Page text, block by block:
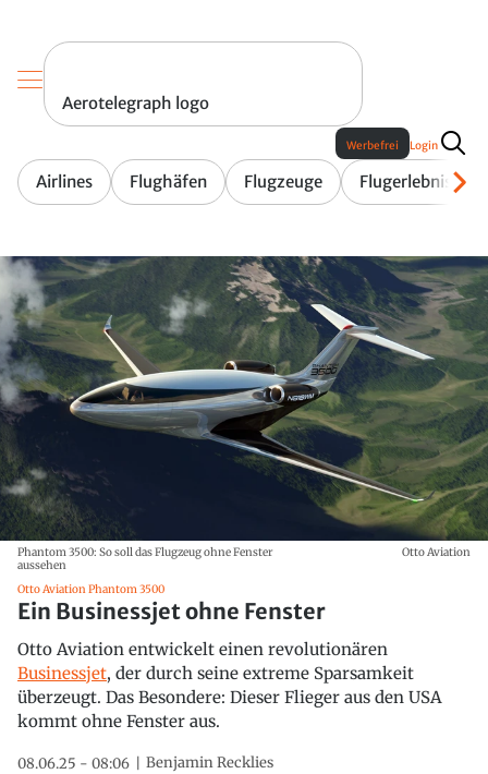
Aerotelegraph logo
Airlines Flughäfen Flugzeuge Flugerlebnis
Werbefrei Login
Phantom 3500: So soll das Flugzeug ohne Fenster
aussehen
Otto Aviation
Otto Aviation Phantom 3500
Ein Businessjet ohne Fenster
Otto Aviation entwickelt einen revolutionären
Businessjet, der durch seine extreme Sparsamkeit
überzeugt. Das Besondere: Dieser Flieger aus den USA
kommt ohne Fenster aus.
08.06.25 - 08:06 Benjamin Recklies